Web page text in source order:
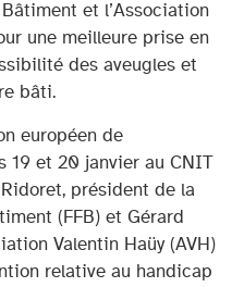
et l’Association
une meilleure prise en
des aveugles et
bâti.
européen de
19 et 20 janvier au CNIT
président de la
(FFB) et Gérard
Valentin Haüy (AVH)
relative au handicap